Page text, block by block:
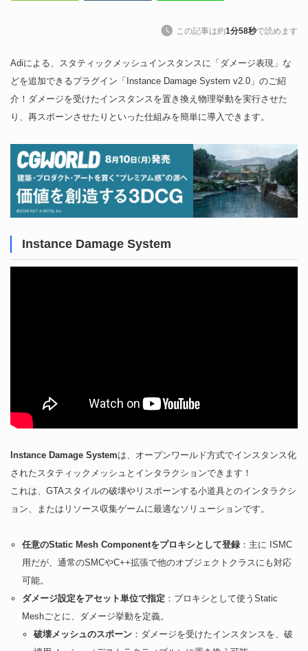
この記事は約1分58秒で読めます
Adiによる、スタティックメッシュインスタンスに「ダメージ表現」な
どを追加できるプラグイン「Instance Damage System v2.0」のご紹
介！ダメージを受けたインスタンスを置き換え物理挙動を実行させた
り、再スポーンさせたりといった仕組みを簡単に導入できます。
Instance Damage System
Instance Damage Systemは、オープンワールド方式でインスタンス化
されたスタティックメッシュとインタラクションできます！
これは、GTAスタイルの破壊やリスポーンする小道具とのインタラクシ
ョン、またはリソース収集ゲームに最適なソリューションです。
任意のStatic Mesh Componentをプロキシとして登録：主に ISMC
用だが、通常のSMCやC++拡張で他のオブジェクトクラスにも対応
可能。
ダメージ設定をアセット単位で指定 ：プロキシとして使うStatic
Meshごとに、ダメージ挙動を定義。
破壊メッシュのスポーン：ダメージを受けたインスタンスを、破